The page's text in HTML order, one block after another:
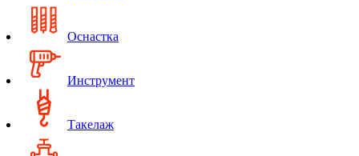
Оснастка
Инструмент
Такелаж